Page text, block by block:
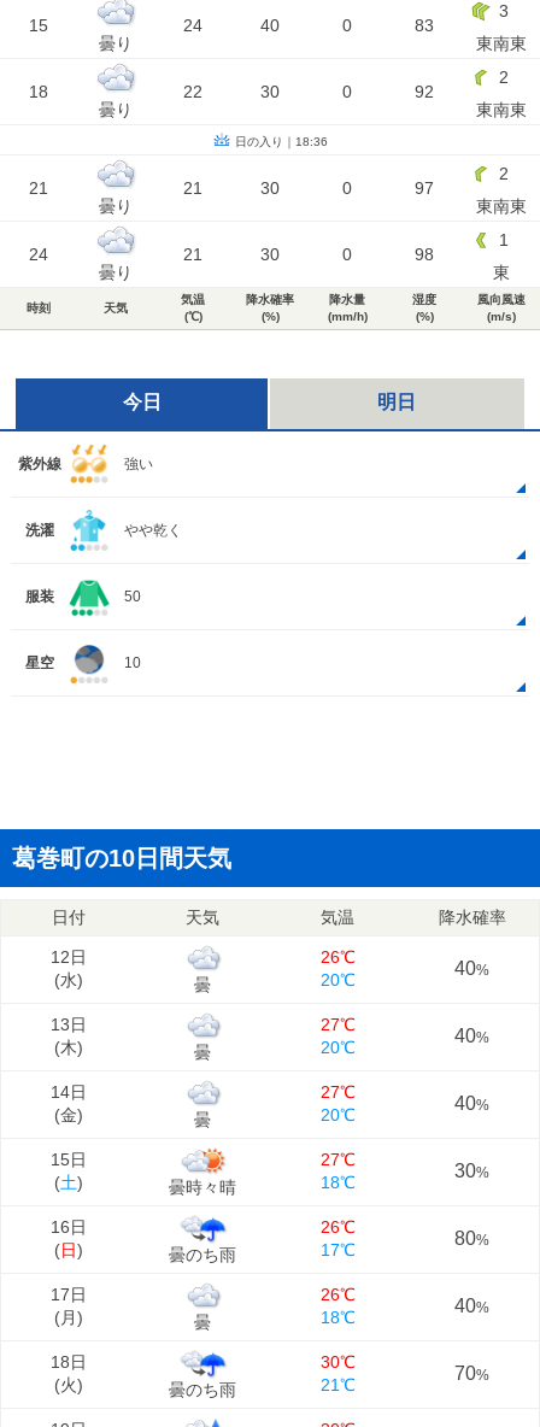
15
曇り
24 40 0 83
3
東南東
18
曇り
22 30 0 92
2
東南東
日の入り｜18:36
21
曇り
21 30 0 97
2
東南東
24
曇り
21 30 0 98
1
東
時刻 天気
気温
(℃)
降水確率
(%)
降水量
(mm/h)
湿度
(%)
風向風速
(m/s)
今日 明日
紫外線 強い
洗濯 やや乾く
服装 50
星空 10
葛巻町の10日間天気
日付 天気 気温 降水確率
12日
(水) 曇
26℃
20℃
40%
13日
(木) 曇
27℃
20℃
40%
14日
(金) 曇
27℃
20℃
40%
15日
(土) 曇時々晴
27℃
18℃
30%
16日
(日) 曇のち雨
26℃
17℃
80%
17日
(月) 曇
26℃
18℃
40%
18日
(火) 曇のち雨
30℃
21℃
70%